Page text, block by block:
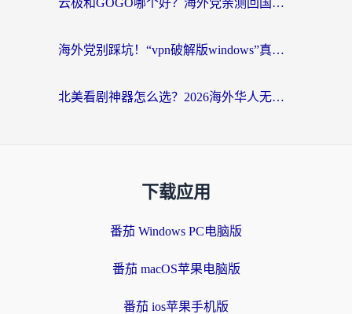
云极和GOGO哪个好？海外党亲测回国加速器选择指南（附iOS免费&Windows VPN实用技巧）
海外党别踩坑！“vpn破解版windows”真的能用？教你选对回国加速器无缝刷国内资源
北美看剧神器怎么选？2026海外华人无缝访问国内资源全攻略
下载应用
番茄 Windows PC电脑版
番茄 macOS苹果电脑版
番茄 ios苹果手机版